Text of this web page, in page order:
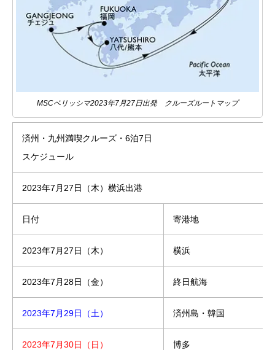
MSCベリッシマ2023年7月27日出発 クルーズルートマップ
済州・九州満喫クルーズ・6泊7日
スケジュール
2023年7月27日（木）横浜出港
日付 寄港地
2023年7月27日（木） 横浜
2023年7月28日（金） 終日航海
2023年7月29日（土） 済州島・韓国
2023年7月30日（日） 博多